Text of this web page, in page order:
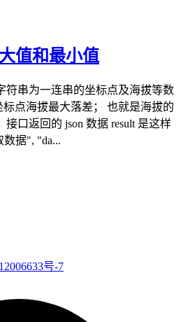
值和最小值
符串为一连串的坐标点及海拔等数
点海拔最大落差； 也就是海拔的
口返回的 json 数据 result 是这样
据", "da...
号-7